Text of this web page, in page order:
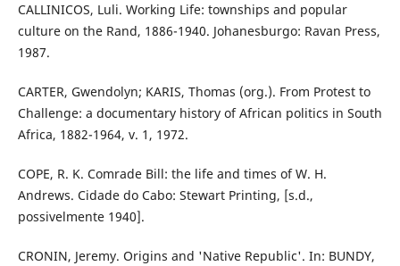
CALLINICOS, Luli. Working Life: townships and popular
culture on the Rand, 1886-1940. Johanesburgo: Ravan Press,
1987.
CARTER, Gwendolyn; KARIS, Thomas (org.). From Protest to
Challenge: a documentary history of African politics in South
Africa, 1882-1964, v. 1, 1972.
COPE, R. K. Comrade Bill: the life and times of W. H.
Andrews. Cidade do Cabo: Stewart Printing, [s.d.,
possivelmente 1940].
CRONIN, Jeremy. Origins and 'Native Republic'. In: BUNDY,